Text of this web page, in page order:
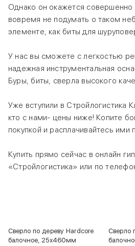
Однако он окажется
вовремя не подумать о таком
элементе, как биты для
У нас вы сможете с легкостью
надежная инструментальная
Буры, биты, сверла высокого
Уже вступили в Стройлогистика
кто с нами- цены ниже! Копите
покупкой и расплачивайтесь
Купить прямо сейчас в онлайн
«Стройлогистика» или по
Сверло по дереву Hardcore
балочное, 25х460мм
Сверло